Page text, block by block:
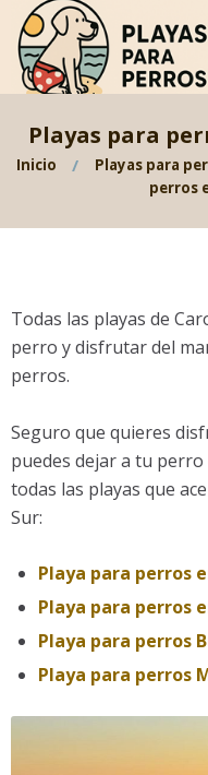
Playas para
Inicio Playas para
perros
Todas las playas de
perro y disfrutar del
perros.
Seguro que quieres
puedes dejar a tu
todas las playas que
Sur:
Playa para perros
Playa para perros
Playa para perros
Playa para perros